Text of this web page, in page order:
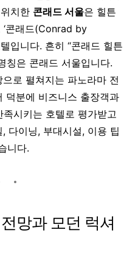
치한 콘래드 서울은 힐튼
콘래드(Conrad by
입니다. 흔히 “콘래드 힐튼
칭은 콘래드 서울입니다.
로 펼쳐지는 파노라마 전
덕분에 비즈니스 출장객과
시키는 호텔로 평가받고
다이닝, 부대시설, 이용 팁
니다.
망과 모던 럭셔